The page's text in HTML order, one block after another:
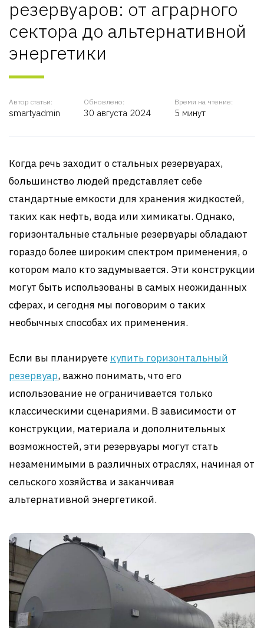
резервуаров: от аграрного
сектора до альтернативной
энергетики
Автор статьи:
smartyadmin
Обновлено:
30 августа 2024
Время на чтение:
5 минут
Когда речь заходит о стальных резервуарах,
большинство людей представляет себе
стандартные емкости для хранения жидкостей,
таких как нефть, вода или химикаты. Однако,
горизонтальные стальные резервуары обладают
гораздо более широким спектром применения, о
котором мало кто задумывается. Эти конструкции
могут быть использованы в самых неожиданных
сферах, и сегодня мы поговорим о таких
необычных способах их применения.
Если вы планируете купить горизонтальный
резервуар, важно понимать, что его
использование не ограничивается только
классическими сценариями. В зависимости от
конструкции, материала и дополнительных
возможностей, эти резервуары могут стать
незаменимыми в различных отраслях, начиная от
сельского хозяйства и заканчивая
альтернативной энергетикой.